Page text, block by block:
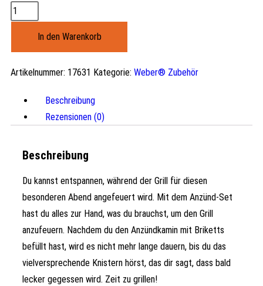
In den Warenkorb
Artikelnummer: 17631 Kategorie: Weber® Zubehör
Beschreibung
Rezensionen (0)
Beschreibung
Du kannst entspannen, während der Grill für diesen
besonderen Abend angefeuert wird. Mit dem Anzünd-Set
hast du alles zur Hand, was du brauchst, um den Grill
anzufeuern. Nachdem du den Anzündkamin mit Briketts
befüllt hast, wird es nicht mehr lange dauern, bis du das
vielversprechende Knistern hörst, das dir sagt, dass bald
lecker gegessen wird. Zeit zu grillen!